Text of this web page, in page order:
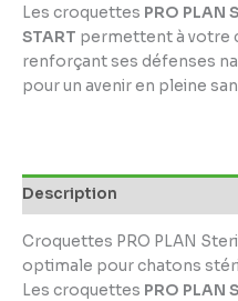
Les croquettes PRO PLAN
START permettent à votre
renforçant ses défenses
pour un avenir en pleine
Description
Croquettes PRO PLAN
optimale pour chatons
Les croquettes PRO PLAN